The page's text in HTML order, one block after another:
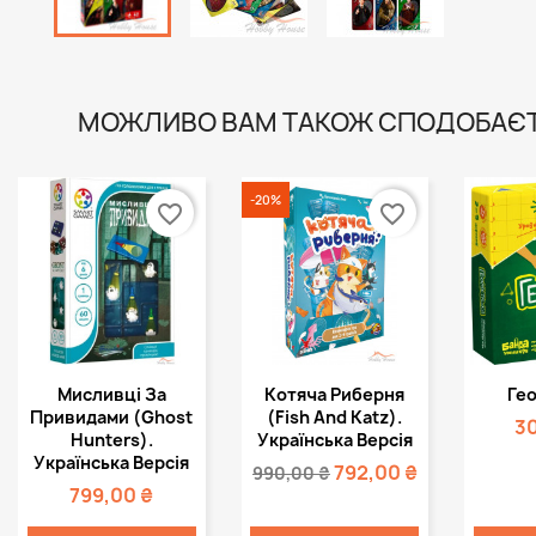
МОЖЛИВО ВАМ ТАКОЖ
Швидкий
перегляд
Мисливці За
Привидами (Ghost
Hunters).
Українська Версія
799,00 ₴
favorite_border
Швидкий
перегляд
Котяча Риберня
(Fish And Katz).
Українська Версія
990,00 ₴792,00 ₴
-20%
favorite_border
